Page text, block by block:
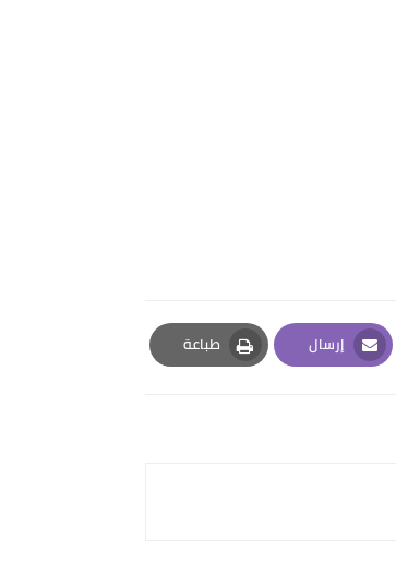
إرسال
Email
طباعة
Print